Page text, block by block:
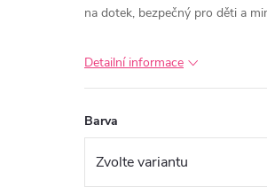
na dotek, bezpečný pro děti a
Detailní informace
Barva